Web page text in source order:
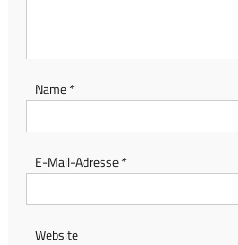
Name*
E-Mail-Adresse*
Website